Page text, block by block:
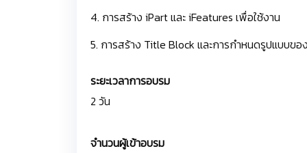
4. การสร้าง iPart และ iFeatures เพื่อใช้งาน
5. การสร้าง Title Block และการกำหนดรูปแบบขอ
ระยะเวลาการอบรม
2 วัน
จำนวนผู้เข้าอบรม